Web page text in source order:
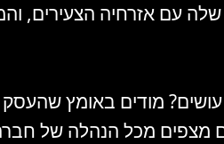
שלה עם אזרחיה הצעירים,
מודים באומץ
מצפים מכל הנהלה של